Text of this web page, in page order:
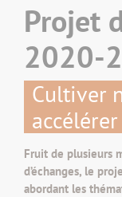
Projet
2020-
Cultiver
Fruit de plusieurs
d’échanges, le
abordant les